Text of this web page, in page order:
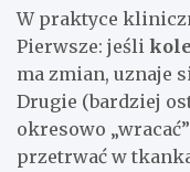
W praktyce
Pierwsze: jeśli
ma zmian, uznaje
Drugie (bardziej
okresowo
przetrwać w